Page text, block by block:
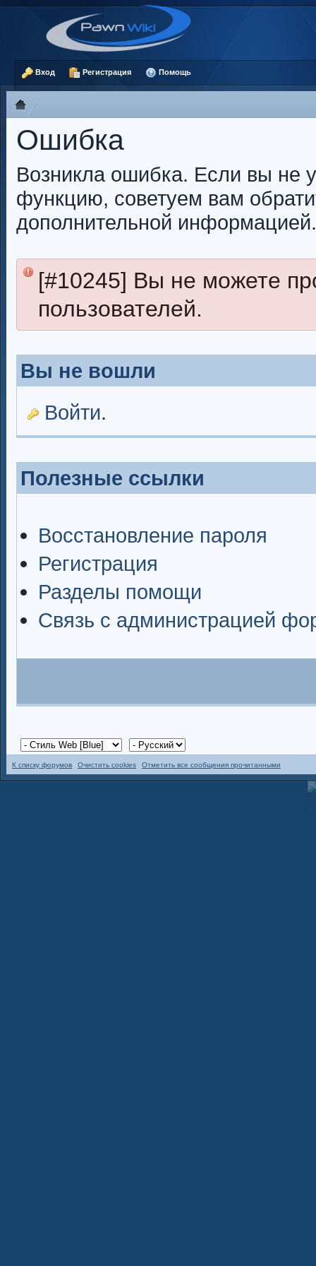
Вход Регистрация Помощь
Ошибка
Возникла ошибка. Если вы не
функцию, советуем вам
дополнительной информацией.
[#10245] Вы не можете
пользователей.
Вы не вошли
Войти.
Полезные ссылки
Восстановление пароля
Регистрация
Разделы помощи
Связь с администрацией
К списку форумов Очистить cookies Отметить все сообщения прочитанными